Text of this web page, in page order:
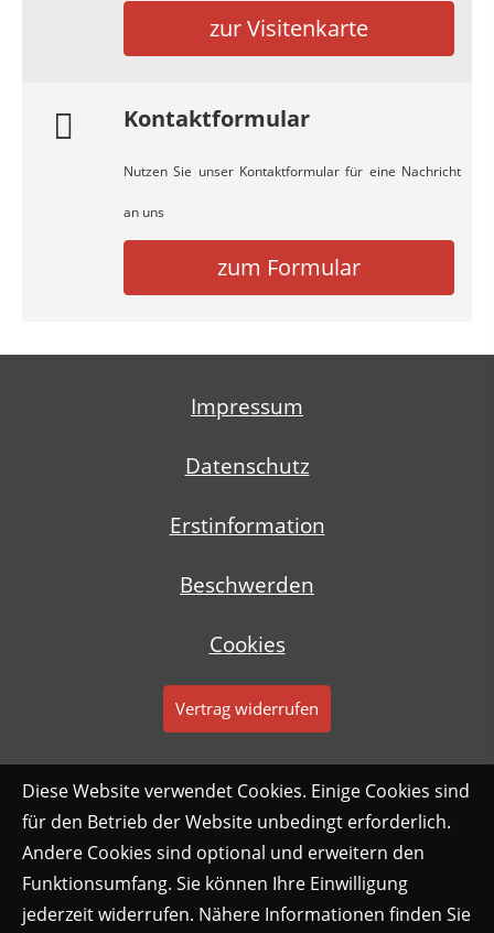
zur Visitenkarte
Kontaktformular
Nutzen Sie unser Kontaktformular für eine Nachricht
an uns
zum Formular
Impressum
Datenschutz
Erstinformation
Beschwerden
Cookies
Vertrag widerrufen
Diese Website verwendet Cookies. Einige Cookies sind
für den Betrieb der Website unbedingt erforderlich.
Andere Cookies sind optional und erweitern den
Funktionsumfang. Sie können Ihre Einwilligung
jederzeit widerrufen. Nähere Informationen finden Sie